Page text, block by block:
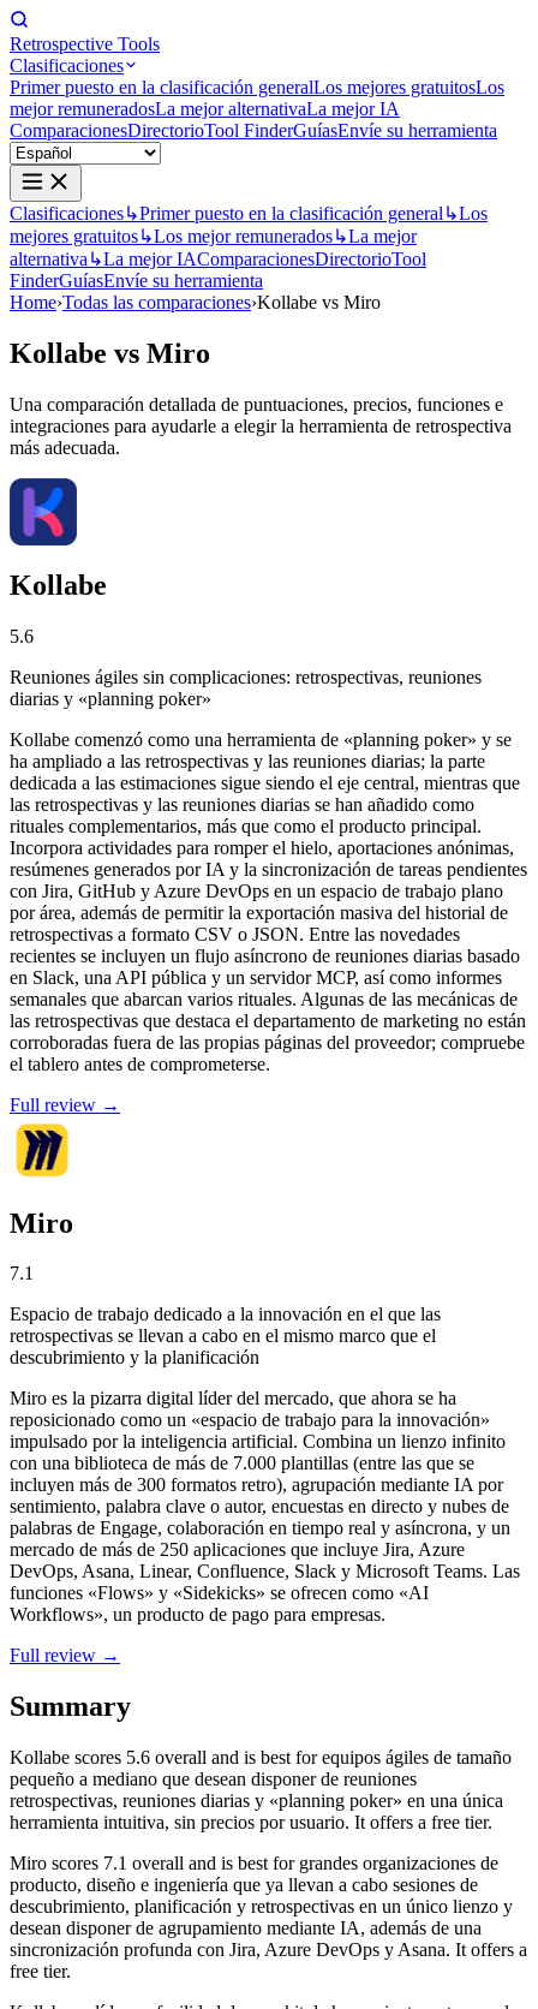
Retrospective Tools
Clasificaciones
Primer puesto en la clasificación generalLos mejores gratuitosLos
mejor remuneradosLa mejor alternativaLa mejor IA
ComparacionesDirectorioTool FinderGuíasEnvíe su herramienta
Clasificaciones↳Primer puesto en la clasificación general ↳Los
mejores gratuitos↳Los mejor remunerados↳La mejor
alternativa ↳La mejor IAComparacionesDirectorioTool
FinderGuíasEnvíe su herramienta
Home›Todas las comparaciones›Kollabe vs Miro
Kollabe vs Miro
Una comparación detallada de puntuaciones, precios, funciones e
integraciones para ayudarle a elegir la herramienta de retrospectiva
más adecuada.
Kollabe
5.6
Reuniones ágiles sin complicaciones: retrospectivas, reuniones
diarias y «planning poker»
Kollabe comenzó como una herramienta de «planning poker» y se
ha ampliado a las retrospectivas y las reuniones diarias; la parte
dedicada a las estimaciones sigue siendo el eje central, mientras que
las retrospectivas y las reuniones diarias se han añadido como
rituales complementarios, más que como el producto principal.
Incorpora actividades para romper el hielo, aportaciones anónimas,
resúmenes generados por IA y la sincronización de tareas pendientes
con Jira, GitHub y Azure DevOps en un espacio de trabajo plano
por área, además de permitir la exportación masiva del historial de
retrospectivas a formato CSV o JSON. Entre las novedades
recientes se incluyen un flujo asíncrono de reuniones diarias basado
en Slack, una API pública y un servidor MCP, así como informes
semanales que abarcan varios rituales. Algunas de las mecánicas de
las retrospectivas que destaca el departamento de marketing no están
corroboradas fuera de las propias páginas del proveedor; compruebe
el tablero antes de comprometerse.
Full review →
Miro
7.1
Espacio de trabajo dedicado a la innovación en el que las
retrospectivas se llevan a cabo en el mismo marco que el
descubrimiento y la planificación
Miro es la pizarra digital líder del mercado, que ahora se ha
reposicionado como un «espacio de trabajo para la innovación»
impulsado por la inteligencia artificial. Combina un lienzo infinito
con una biblioteca de más de 7.000 plantillas (entre las que se
incluyen más de 300 formatos retro), agrupación mediante IA por
sentimiento, palabra clave o autor, encuestas en directo y nubes de
palabras de Engage, colaboración en tiempo real y asíncrona, y un
mercado de más de 250 aplicaciones que incluye Jira, Azure
DevOps, Asana, Linear, Confluence, Slack y Microsoft Teams. Las
funciones «Flows» y «Sidekicks» se ofrecen como «AI
Workflows», un producto de pago para empresas.
Full review →
Summary
Kollabe scores 5.6 overall and is best for equipos ágiles de tamaño
pequeño a mediano que desean disponer de reuniones
retrospectivas, reuniones diarias y «planning poker» en una única
herramienta intuitiva, sin precios por usuario. It offers a free tier.
Miro scores 7.1 overall and is best for grandes organizaciones de
producto, diseño e ingeniería que ya llevan a cabo sesiones de
descubrimiento, planificación y retrospectivas en un único lienzo y
desean disponer de agrupamiento mediante IA, además de una
sincronización profunda con Jira, Azure DevOps y Asana. It offers a
free tier.